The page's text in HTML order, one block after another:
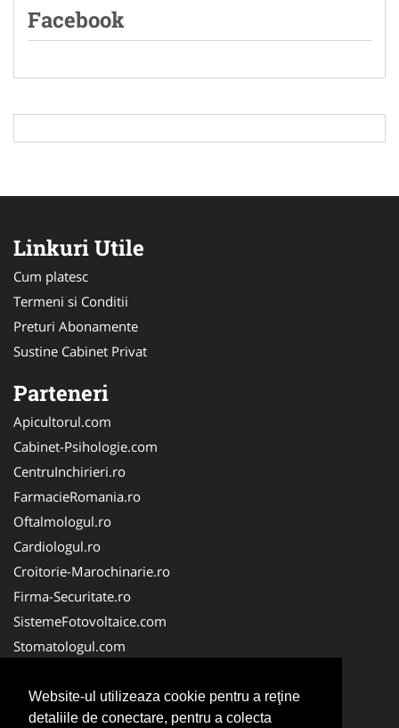
Website-ul utilizeaza cookie pentru a reţine
detaliile de conectare, pentru a colecta
Facebook
Linkuri Utile
Cum platesc
Termeni si Conditii
Preturi Abonamente
Sustine Cabinet Privat
Parteneri
Apicultorul.com
Cabinet-Psihologie.com
CentruInchirieri.ro
FarmacieRomania.ro
Oftalmologul.ro
Cardiologul.ro
Croitorie-Marochinarie.ro
Firma-Securitate.ro
SistemeFotovoltaice.com
Stomatologul.com
Birouri-Cadastru.ro
Cabinet-Individual.ro